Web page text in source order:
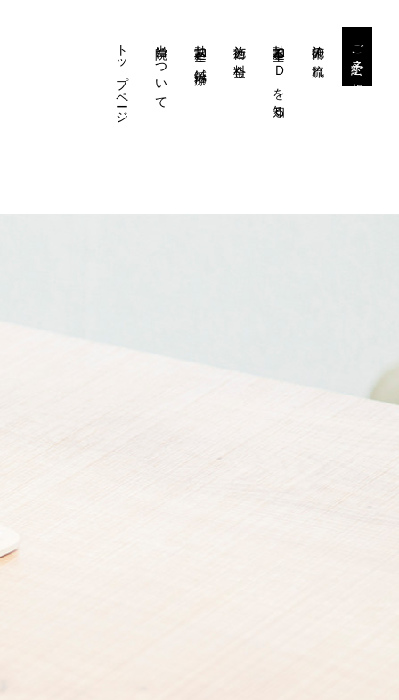
トップページ 当院について 勃起不全と鍼治療 施術と料金 勃起不全・EDを知る 施術の流れ ご予約・ご相談